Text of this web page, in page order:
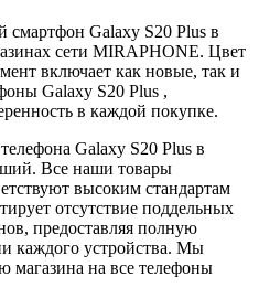
смартфон Galaxy S20 Plus в
сети MIRAPHONE. Цвет
включает как новые, так и
Galaxy S20 Plus ,
в каждой покупке.
Galaxy S20 Plus в
Все наши товары
высоким стандартам
отсутствие поддельных
предоставляя полную
каждого устройства. Мы
магазина на все телефоны